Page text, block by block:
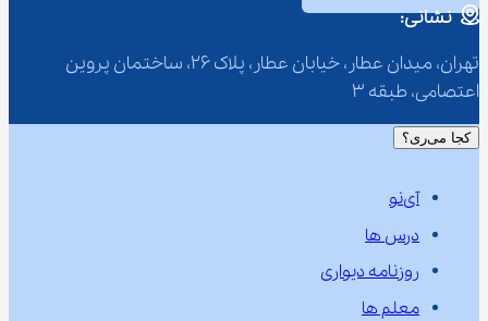
نشانی:
تهران، میدان عطار، خیابان عطار، پلاک 26، ساختمان پروین
اعتصامی، طبقه 3
کجا می‌ری؟
آی‌نو
درس ها
روزنامه دیواری
معلم ها